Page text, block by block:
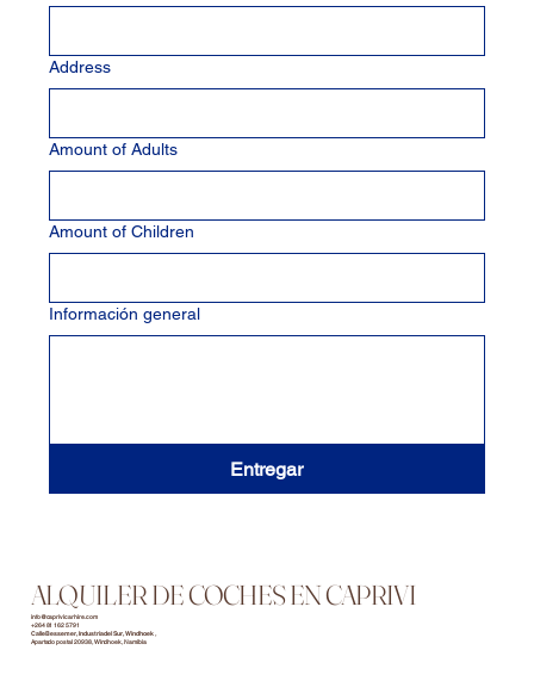
Address
Amount of Adults
Amount of Children
Información general
Entregar
ALQUILER DE COCHES EN CAPRIVI
info@caprivicarhire.com
+264 81 162 5791
Calle Bessemer, Industria del Sur, Windhoek
Apartado postal 20938, Windhoek, Namibia